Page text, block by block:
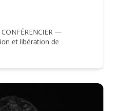
CONFÉRENCIER —
et libération de